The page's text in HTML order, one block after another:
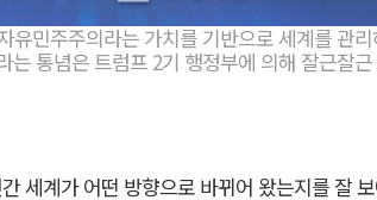
민주주의라는 가치를 기반으로 세계를 관리
는 통념은 트럼프 2기 행정부에 의해 잘근잘
세계가 어떤 방향으로 바뀌어 왔는지를 잘